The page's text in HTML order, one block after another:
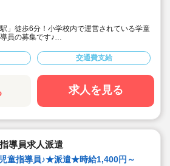
」徒歩6分！小学校内で運営されている学童
員の募集です♪
々な資格を持った職員さんたちが働いてい
支給！皆勤手当てもあり◎
19:00】または【13:45～19:45】のシフト×
方やフリーターさん、主婦(主夫)の方も歓
課後の居場所を提供しています♪
交通費支給
求人を見る
導員求人派遣
童指導員♪★派遣★時給1,400円～